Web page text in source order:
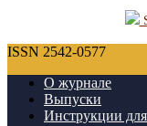
ISSN 2542-0577
О журнале
Выпуски
Инструкции